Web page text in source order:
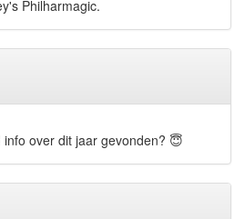
Philharmagic.
info over dit jaar gevonden? 😇